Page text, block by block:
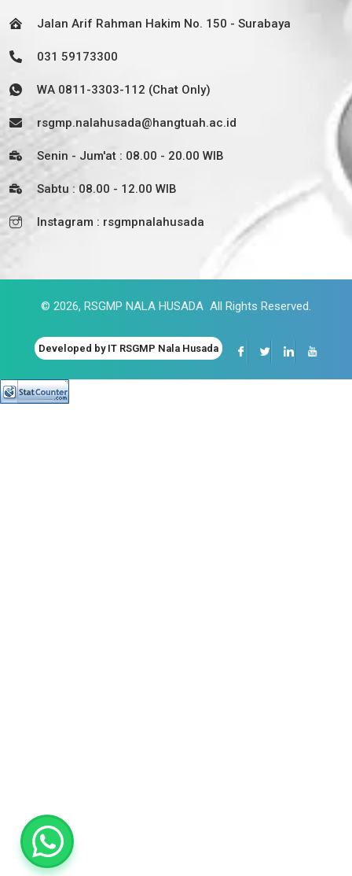
Jalan Arif Rahman Hakim No. 150 - Surabaya
031 59173300
WA 0811-3303-112 (Chat Only)
rsgmp.nalahusada@hangtuah.ac.id
Senin - Jum'at : 08.00 - 20.00 WIB
Sabtu : 08.00 - 12.00 WIB
Instagram : rsgmpnalahusada
© 2026, RSGMP NALA HUSADA All Rights Reserved.
Developed by IT RSGMP Nala Husada